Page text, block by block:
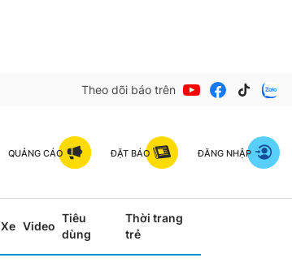
Theo dõi báo trên
QUẢNG CÁO ĐẶT BÁO ĐĂNG NHẬP
Xe Video
Tiêu
dùng
Thời trang
trẻ